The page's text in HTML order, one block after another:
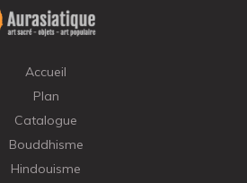
Accueil
Plan
Catalogue
Bouddhisme
Hindouisme